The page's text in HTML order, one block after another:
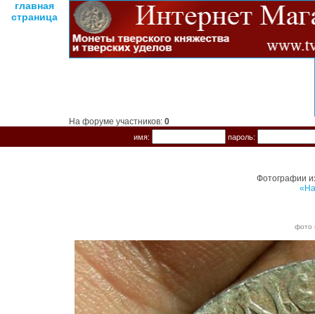
главная
страница
На форуме участников: 0
имя: пароль:
Фотографии
фото